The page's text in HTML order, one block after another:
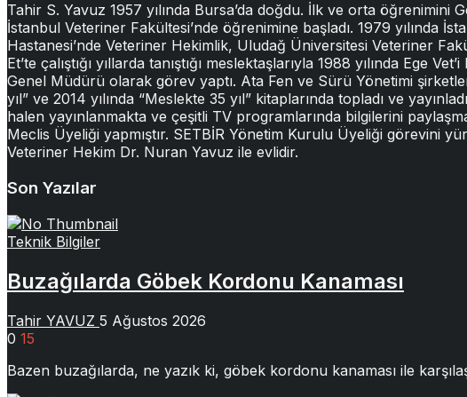
Tahir S. Yavuz 1957 yılında Bursa’da doğdu. İlk ve orta öğrenimini
İstanbul Veteriner Fakültesi’nde öğrenimine başladı. 1979 yılında
Hastanesi’nde Veteriner Hekimlik, Uludağ Üniversitesi Veteriner
Et’te çalıştığı yıllarda tanıştığı meslektaşlarıyla 1988 yılında Ege
Genel Müdürü olarak görev yaptı. Ata Fen ve Sürü Yönetimi
yıl” ve 2014 yılında “Meslekte 35 yıl” kitaplarında topladı ve
halen yayınlanmakta ve çeşitli TV programlarında bilgilerini
Meclis Üyeliği yapmıştır. SETBİR Yönetim Kurulu Üyeliği görevini
Veteriner Hekim Dr. Nuran Yavuz ile evlidir.
Son Yazılar
Teknik Bilgiler
Buzağılarda Göbek Kordonu Kanaması
Tahir YAVUZ 5 Ağustos 2026
0 15
Bazen buzağılarda, ne yazık ki, göbek kordonu kanaması ile